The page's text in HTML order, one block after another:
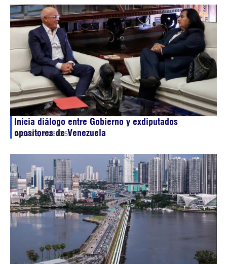
Inicia diálogo entre Gobierno y exdiputados
opositores de Venezuela
agosto 6, 202600:51